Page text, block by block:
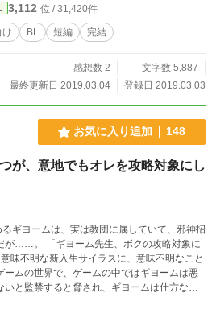
3,112 位 / 31,420件
け BL 短編 完結
感想数 2
文字数 5,887
最終更新日 2019.03.04
登録日 2019.03.03
お気に入り追加 148
が、意地でもオレを攻略対象にし
ギヨームは、実は教団に属していて、邪神招
が……。 「ギヨーム先生、ボクの攻略対象に
味不明な新入生サイラスに、意味不明なこと
ームの世界で、ゲームの中ではギヨームは悪
と監禁すると脅され、ギヨームは仕方なく
狂気（と書いてヤンデレと読む）に侵され
。 短編の予定です！ R１８